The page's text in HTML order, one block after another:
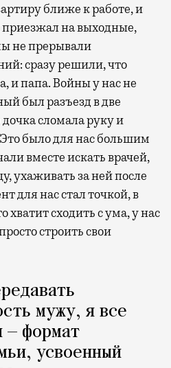
ближе к работе, и
на выходные,
не прерывали
сразу решили, что
и папа. Войны у нас не
был разъезд в две
сломала руку и
было для нас большим
вместе искать врачей,
ухаживать за ней после
для нас стал точкой, в
сходить с ума, у нас
строить свои
мужу, я все
— формат
усвоенный